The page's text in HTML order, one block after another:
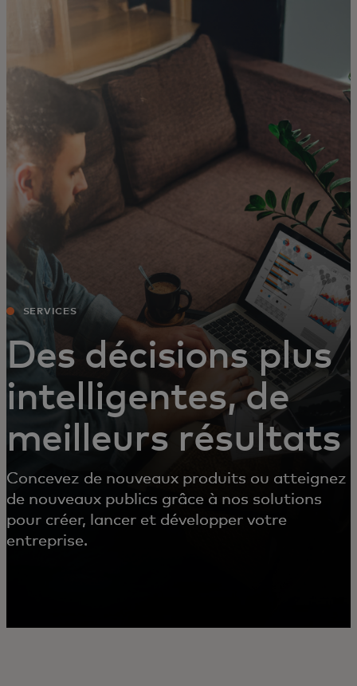
Pour les professionnels
Pour le monde
Pour les innovateurs
Actualités et tendances
SERVICES
Des décisions plus
intelligentes, de
meilleurs résultats
Concevez de nouveaux produits ou atteignez
de nouveaux publics grâce à nos solutions
pour créer, lancer et développer votre
entreprise.